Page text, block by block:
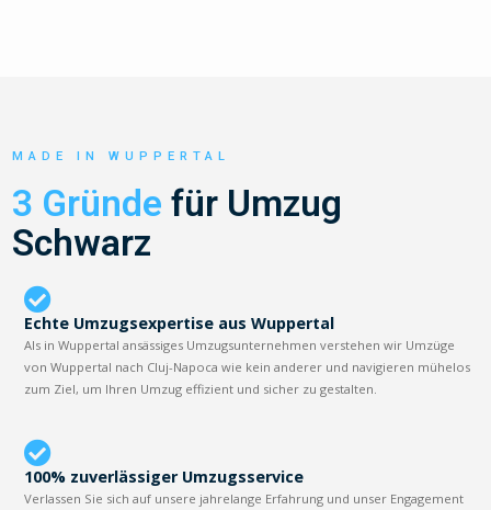
MADE IN WUPPERTAL
3 Gründe für Umzug
Schwarz
Echte Umzugsexpertise aus Wuppertal
Als in Wuppertal ansässiges Umzugsunternehmen verstehen wir Umzüge
von Wuppertal nach Cluj-Napoca wie kein anderer und navigieren mühelos
zum Ziel, um Ihren Umzug effizient und sicher zu gestalten.
100% zuverlässiger Umzugsservice
Verlassen Sie sich auf unsere jahrelange Erfahrung und unser Engagement